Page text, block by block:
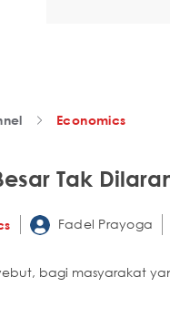
Economics
Tak
Fadel Prayoga
bagi masyarakat